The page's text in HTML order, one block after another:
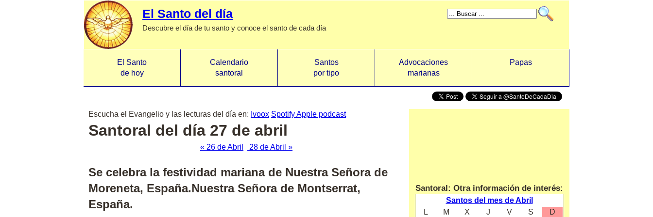
El Santo del día
Descubre el día de tu santo y conoce el santo de cada día
El Santo
de hoy
Calendario
santoral
Santos
por tipo
Advocaciones
marianas
Papas
Escucha el Evangelio y las lecturas del día en: Ivoox SpotifyApple podcast
Santoral del día 27 de abril
« 26 de Abril 28 de Abril »
Se celebra la festividad mariana de Nuestra Señora de
Moreneta, España.Nuestra Señora de Montserrat,
España.
Santoral: Otra información de interés:
Santos del mes de Abril
L
M X J V S
D